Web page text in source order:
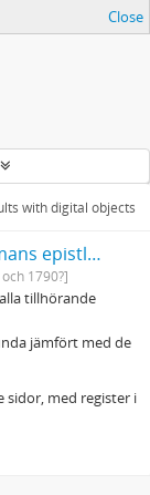
Close
with digital objects
Carl Michael Bellman: Fredmans epistlar m.m.
1790?]
tillhörande
jämfört med de
sidor, med register i